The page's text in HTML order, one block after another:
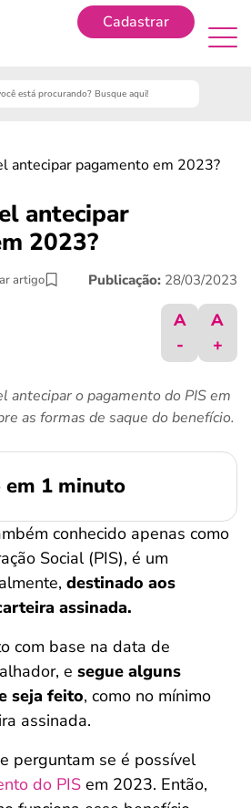
Cadastrar
antecipar pagamento em 2023?
antecipar
2023?
artigo Publicação: 28/03/2023
A
-
A
+
antecipar o pagamento do PIS em
as formas de saque do benefício.
em 1 minuto
conhecido apenas como
Social (PIS), é um
destinado aos
assinada.
com base na data de
e segue alguns
seja feito, como no mínimo
assinada.
perguntam se é possível
do PIS em 2023. Então,